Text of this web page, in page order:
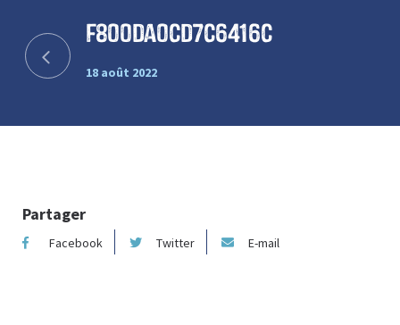
f800da0cd7c6416c
18 août 2022
Partager
Facebook Twitter E-mail